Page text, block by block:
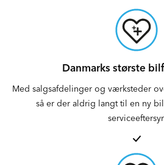
Danmarks største
Med salgsafdelinger og værksteder
så er der aldrig langt til en ny